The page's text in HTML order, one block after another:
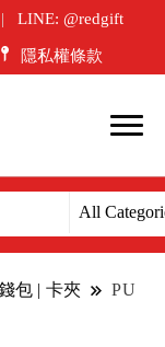
LINE: @redgift
隱私權條款
包 | 卡夾
PU